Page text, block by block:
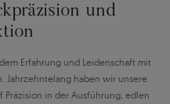
und
Erfahrung und Leidenschaft mit
Jahrzehntelang haben wir unsere
in der Ausführung, edlen